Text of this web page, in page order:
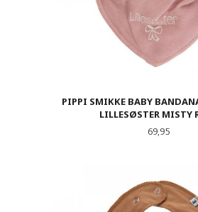
PIPPI SMIKKE BABY
LILLESØSTER MISTY
Pris
69,95